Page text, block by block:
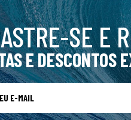
SE E
E DESCONTOS
foi criada em 1975 pelo cientista
Jim resolveu criar óculos
calçados esportivos e relógios
produtos versáteis, funcionais,